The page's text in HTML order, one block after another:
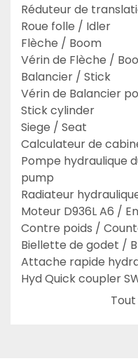
Réduteur de
Roue folle / Idler
Flèche / Boom
Vérin de Flèche /
Balancier / Stick
Vérin de Balancier
Stick cylinder
Siege / Seat
Calculateur de
Pompe hydraulique
pump
Radiateur
Moteur D936L A6 /
Contre poids /
Biellette de godet /
Attache rapide
Hyd Quick coupler
Godet de 158cm /